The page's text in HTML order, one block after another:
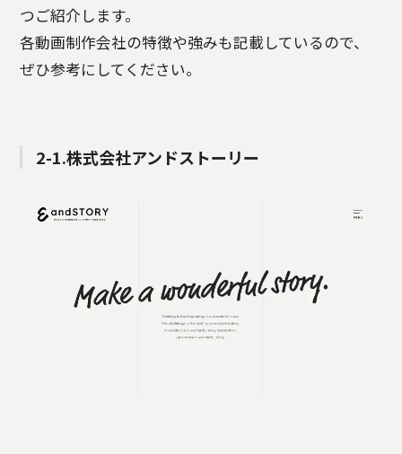
つご紹介します。
各動画制作会社の特徴や強みも記載しているので、
ぜひ参考にしてください。
2-1.株式会社アンドストーリー